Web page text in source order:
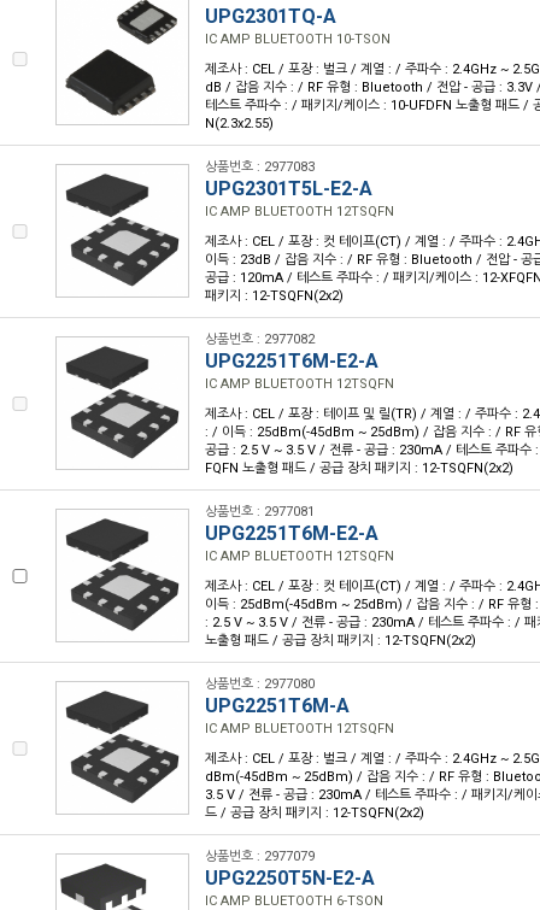
UPG2301TQ-A
IC AMP BLUETOOTH 10-TSON
제조사 : CEL / 포장 : 벌크 / 계열 : / 주파수 : 2.4GHz ~
dB / 잡음 지수 : / RF 유형 : Bluetooth / 전압 - 공급 : 3.3V
테스트 주파수 : / 패키지/케이스 : 10-UFDFN 노출형 패드 /
N(2.3x2.55)
상품번호 : 2977083
UPG2301T5L-E2-A
IC AMP BLUETOOTH 12TSQFN
제조사 : CEL / 포장 : 컷 테이프(CT) / 계열 : / 주파수 :
이득 : 23dB / 잡음 지수 : / RF 유형 : Bluetooth / 전압 - 공
공급 : 120mA / 테스트 주파수 : / 패키지/케이스 : 12-
패키지 : 12-TSQFN(2x2)
상품번호 : 2977082
UPG2251T6M-E2-A
IC AMP BLUETOOTH 12TSQFN
제조사 : CEL / 포장 : 테이프 및 릴(TR) / 계열 : / 주파수 :
: / 이득 : 25dBm(-45dBm ~ 25dBm) / 잡음 지수 : / RF
공급 : 2.5 V ~ 3.5 V / 전류 - 공급 : 230mA / 테스트 주파수
FQFN 노출형 패드 / 공급 장치 패키지 : 12-TSQFN(2x2)
상품번호 : 2977081
UPG2251T6M-E2-A
IC AMP BLUETOOTH 12TSQFN
제조사 : CEL / 포장 : 컷 테이프(CT) / 계열 : / 주파수 :
이득 : 25dBm(-45dBm ~ 25dBm) / 잡음 지수 : / RF 유형
: 2.5 V ~ 3.5 V / 전류 - 공급 : 230mA / 테스트 주파수 : / 패
노출형 패드 / 공급 장치 패키지 : 12-TSQFN(2x2)
상품번호 : 2977080
UPG2251T6M-A
IC AMP BLUETOOTH 12TSQFN
제조사 : CEL / 포장 : 벌크 / 계열 : / 주파수 : 2.4GHz ~
dBm(-45dBm ~ 25dBm) / 잡음 지수 : / RF 유형 :
3.5 V / 전류 - 공급 : 230mA / 테스트 주파수 : / 패키지/케이
드 / 공급 장치 패키지 : 12-TSQFN(2x2)
상품번호 : 2977079
UPG2250T5N-E2-A
IC AMP BLUETOOTH 6-TSON